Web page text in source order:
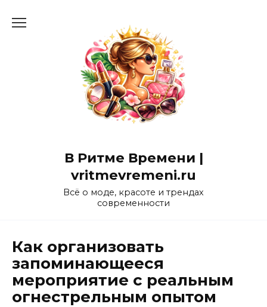
В Ритме Времени |
vritmevremeni.ru
Всё о моде, красоте и трендах
современности
Как организовать
запоминающееся
мероприятие с реальным
огнестрельным опытом